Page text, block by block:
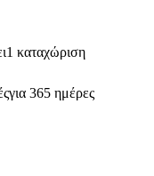
καταχώριση
365 ημέρες